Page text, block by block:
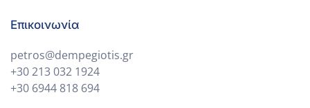
Επικοινωνία
petros@dempegiotis.gr
+30 213 032 1924
+30 6944 818 694